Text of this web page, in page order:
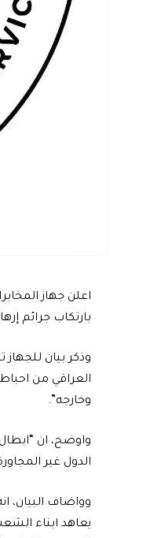
اعلن جهاز
بارتكاب جرائم
وذكر بيان للجهاز
العراقي من
وخارجه”.
واوضح، ان
الدول غير
وواضاف البيان،
يعاهد ابناء